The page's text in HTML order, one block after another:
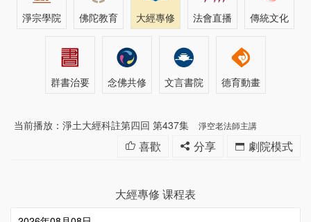
淨宗學院 佛陀教育 大經專修 法會直播 傳統文化
群書治要 念佛共修 文言書院 德育動畫
当前播放：淨土大經科註第四回 第437集 淨空老法師主講
劇院模式
分享
喜歡
大經專修 课程表